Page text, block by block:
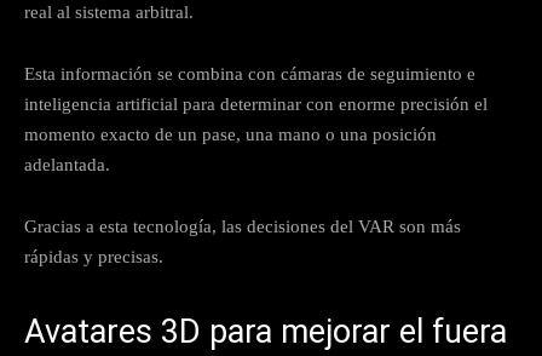
real al sistema arbitral.
Esta información se combina con cámaras de seguimiento e
inteligencia artificial para determinar con enorme precisión el
momento exacto de un pase, una mano o una posición
adelantada.
Gracias a esta tecnología, las decisiones del VAR son más
rápidas y precisas.
Avatares 3D para mejorar el fuera